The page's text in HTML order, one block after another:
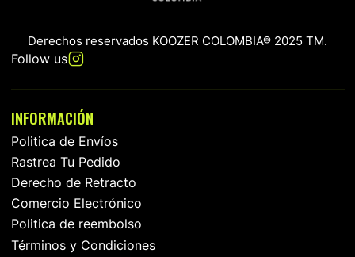
Derechos reservados KOOZER COLOMBIA® 2025 TM.
Follow us
INFORMACIÓN
Politica de Envíos
Rastrea Tu Pedido
Derecho de Retracto
Comercio Electrónico
Politica de reembolso
Términos y Condiciones